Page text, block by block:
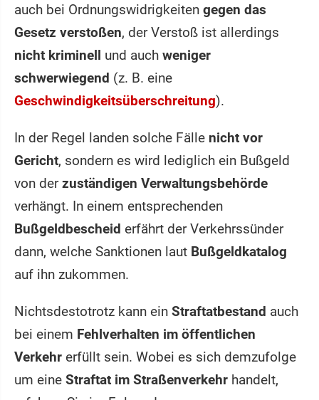
auch bei Ordnungswidrigkeiten gegen das
Gesetz verstoßen, der Verstoß ist allerdings
nicht kriminell und auch weniger
schwerwiegend (z. B. eine
Geschwindigkeitsüberschreitung).
In der Regel landen solche Fälle nicht vor
Gericht, sondern es wird lediglich ein Bußgeld
von derzuständigen Verwaltungsbehörde
verhängt. In einem entsprechenden
Bußgeldbescheid erfährt der Verkehrssünder
dann, welche Sanktionen laut Bußgeldkatalog
auf ihn zukommen.
Nichtsdestotrotz kann ein Straftatbestand auch
bei einem Fehlverhalten im öffentlichen
Verkehr erfüllt sein. Wobei es sich demzufolge
um eine Straftat im Straßenverkehr handelt,